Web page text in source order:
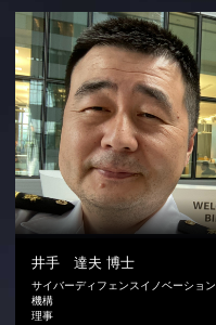
井手 達夫 博士
サイバーディフェンスイノベーション
機構
理事